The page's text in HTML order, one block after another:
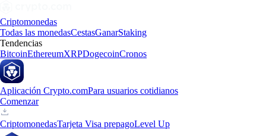
Criptomonedas
Todas las monedasCestasGanarStaking
Tendencias
BitcoinEthereumXRPDogecoinCronos
Aplicación Crypto.comPara usuarios cotidianos
Comenzar
CriptomonedasTarjeta Visa prepagoLevel Up